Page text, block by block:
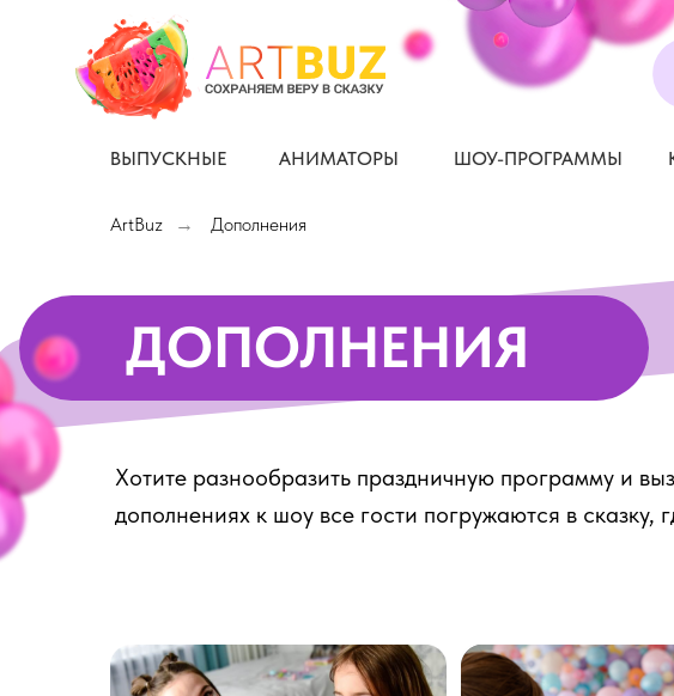
АНИМАТОРЫ ШОУ-ПРОГРАММЫ
ВЫПУСКНЫЕ
ArtBuz → Дополнения
Хотите разнообразить праздничную программу и
дополнениях к шоу все гости погружаются в сказку,
ДОПОЛНЕНИЯ